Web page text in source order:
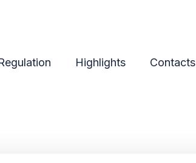
Highlights Contacts